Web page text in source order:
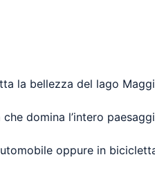
la bellezza del lago
domina l’intero
oppure in